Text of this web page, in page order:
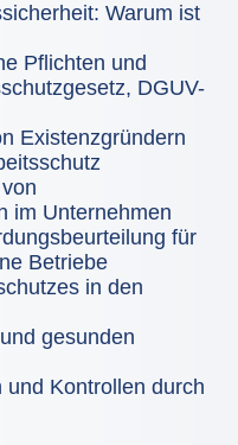
Warum ist
Pflichten und
DGUV-
Existenzgründern
im Unternehmen
für
Betriebe
in den
gesunden
Kontrollen durch